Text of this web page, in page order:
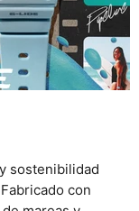
sostenibilidad
con